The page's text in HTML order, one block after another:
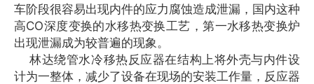
车阶段很容易出现内件的应力腐蚀造成泄漏，国内这种
高CO深度变换的水移热变换工艺，第一水移热变换炉
出现泄漏成为较普遍的现象。
林达绕管水冷移热反应器在结构上将外壳与内件设
计为一整体，减少了设备在现场的安装工作量，反应器